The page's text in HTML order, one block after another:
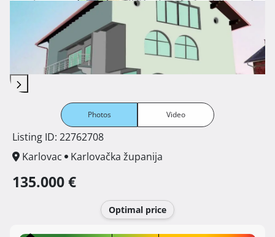
Photos Video
Listing ID: 22762708
Karlovac
Karlovačka županija
135.000 €
Optimal price